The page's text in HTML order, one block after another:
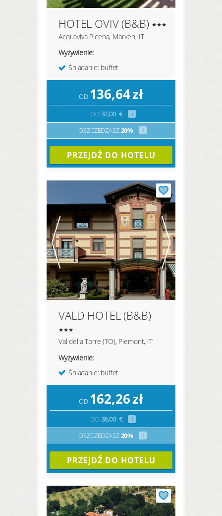
HOTEL OVIV (B&B)
Acquaviva Picena, Marken, IT
Wyżywienie:
Śniadanie: buffet
OD 136,64zł
OD32,00 €
i
OSZCZĘDZASZ20% i
PRZEJDŹ DO HOTELU
VALD HOTEL (B&B)
Val della Torre (TO), Piemont, IT
Wyżywienie:
Śniadanie: buffet
OD 162,26zł
OD38,00 €
i
OSZCZĘDZASZ20% i
PRZEJDŹ DO HOTELU